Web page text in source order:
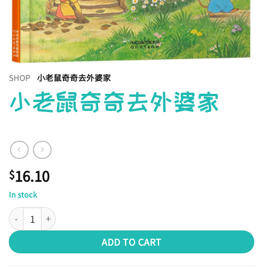
SHOP 小老鼠奇奇去外婆家
小老鼠奇奇去外婆家
$16.10
In stock
小老鼠奇奇去外婆家 quantity
ADD TO CART